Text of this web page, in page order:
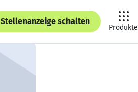
Stellenanzeige schalten
Produkte